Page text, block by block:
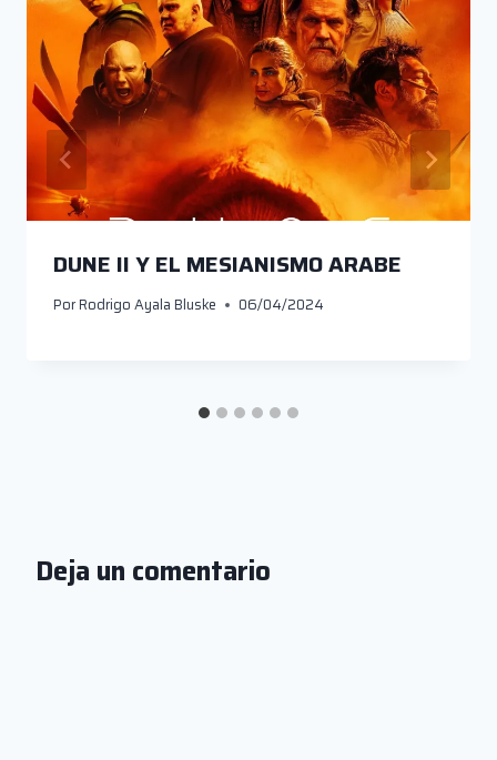
DUNE II Y EL MESIANISMO ARABE
PorRodrigo Ayala Bluske 06/04/2024
Deja un comentario